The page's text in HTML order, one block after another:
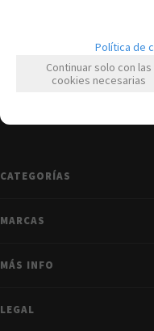
CATEGORÍAS
MARCAS
MÁS INFO
LEGAL
Política de
Continuar solo con las
cookies necesarias